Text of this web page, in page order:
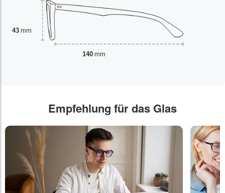
43 mm
140 mm
Empfehlung für das Glas